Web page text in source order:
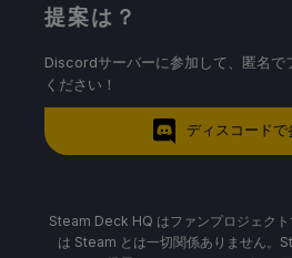
提案は？
Discordサーバーに参加して、匿名で
ください！
ディスコードで
Steam Deck HQ はファンプロジェク
は Steam とは一切関係ありません。